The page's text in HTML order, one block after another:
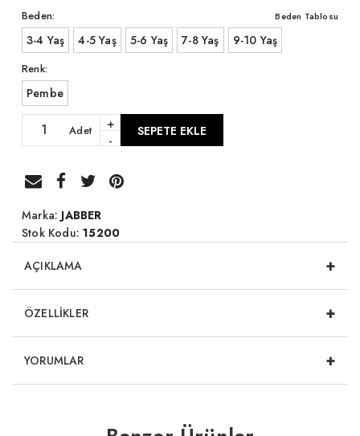
Beden: Beden Tablosu
3-4 Yaş 4-5 Yaş 5-6 Yaş 7-8 Yaş 9-10 Yaş
Renk:
Pembe
Adet
+
-
SEPETE EKLE
Marka:JABBER
Stok Kodu:15200
AÇIKLAMA +
ÖZELLİKLER +
YORUMLAR +